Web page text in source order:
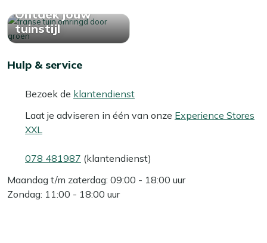
Ontdek jouw
tuinstijl
Hulp & service
Bezoek de klantendienst
Laat je adviseren in één van onze Experience Stores
XXL
078 481987 (klantendienst)
Maandag t/m zaterdag: 09:00 - 18:00 uur
Zondag: 11:00 - 18:00 uur